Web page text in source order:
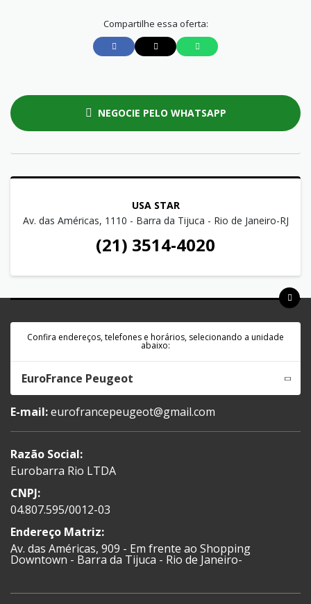
Compartilhe essa oferta:
NEGOCIE PELO WHATSAPP
USA STAR
Av. das Américas, 1110 - Barra da Tijuca - Rio de Janeiro-RJ
(21) 3514-4020
Confira endereços, telefones e horários, selecionando a unidade
abaixo:
EuroFrance Peugeot
E-mail:eurofrancepeugeot@gmail.com
Razão Social:
Eurobarra Rio LTDA
CNPJ:
04.807.595/0012-03
Endereço Matriz:
Av. das Américas, 909 - Em frente ao Shopping
Downtown - Barra da Tijuca - Rio de Janeiro-